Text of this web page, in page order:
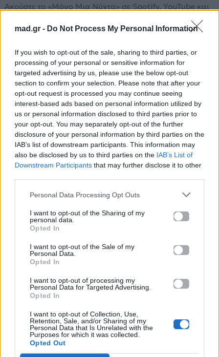
mad.gr - Do Not Process My Personal Information
If you wish to opt-out of the sale, sharing to third parties, or
processing of your personal or sensitive information for
targeted advertising by us, please use the below opt-out
section to confirm your selection. Please note that after your
opt-out request is processed you may continue seeing
interest-based ads based on personal information utilized by
us or personal information disclosed to third parties prior to
your opt-out. You may separately opt-out of the further
disclosure of your personal information by third parties on the
IAB’s list of downstream participants. This information may
also be disclosed by us to third parties on the IAB’s List of
Downstream Participants that may further disclose it to other
Personal Data Processing Opt Outs
I want to opt-out of the Sharing of my
personal data.
Opted In
I want to opt-out of the Sale of my
Personal Data.
Opted In
I want to opt-out of processing my
Personal Data for Targeted Advertising.
Opted In
I want to opt-out of Collection, Use,
Retention, Sale, and/or Sharing of my
Personal Data that Is Unrelated with the
Purposes for which it was collected.
Opted Out
Ακούστε το «Μόνο Μια Νύχτα» σε Spotify, YouTube και
Στίχοι
Δεν είναι καιρός για κινήσεις βιαστικές
μην αφήνεις να σε πιάνει πανικός,
μια φάση περνάς μ’ αμφιβολίες παροδικές
δεν είν’ ανάγκη να `σαι τόσο λογικός,
τόσο σκληρός.
Δώσ’ μου μόνο μια νύχτα, μόνο μια νύχτα
δώσ’ μου μόνο μια νύχτα, σε παρακαλώ,
δώσ’ μου μόνο μια νύχτα, μόνο μια νύχτα,
δώσ’ μου μόνο μια νύχτα, ακόμα μια νύχτα,
Δεν είναι αργά, τίποτα δεν έχει χαθεί
το ξέρω καλά πόσο έχεις κουραστεί
μα δεν έχει σβήσει ακόμα η φωτιά,
Δώσ’ μου μόνο μια νύχτα, μόνο μια νύχτα
δώσ’ μου μόνο μια νύχτα, μόνο μια νύχτα,
δώσ’ μου μόνο μια νύχτα, ακόμα μια νύχτα,
σε παρακαλώ.